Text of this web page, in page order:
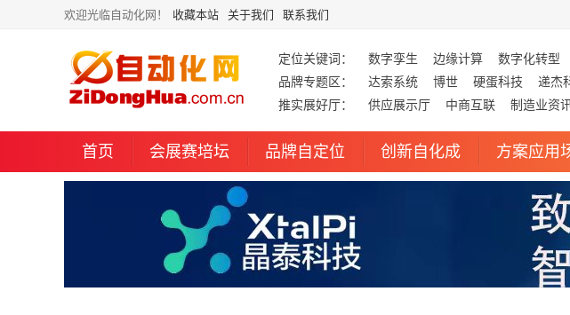
欢迎光临自动化网！ 收藏本站 关于我们 联系我们
定位关键词： 数字孪生 边缘计算 数字化转型
品牌专题区：
达索系统 博世 硬蛋科技 递杰
推实展好厅：
供应展示厅 中商互联 制造业资讯
首页 会展赛培坛 品牌自定位 创新自化成 方案应用